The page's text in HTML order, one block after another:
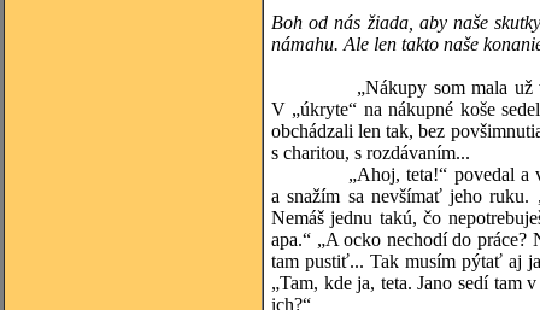
Boh od nás žiada, aby naše
námahu. Ale len takto naše
„Nákupy som mala už v
V „úkryte“ na nákupné koše
obchádzali len tak, bez
s charitou, s rozdávaním...
„Ahoj, teta!“ povedal a
a snažím sa nevšímať jeho ruku.
Nemáš jednu takú, čo
apa.“ „A ocko nechodí do práce?
tam pustiť... Tak musím pýtať aj
„Tam, kde ja, teta. Jano sedí
ich?“